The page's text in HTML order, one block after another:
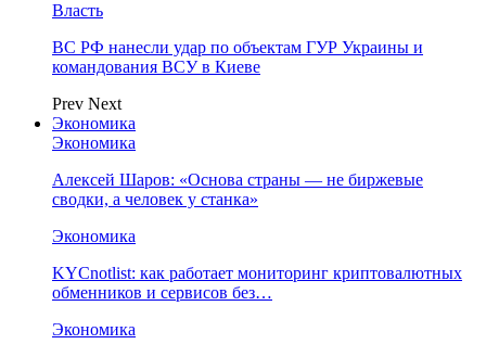
Власть
ВС РФ нанесли удар по объектам ГУР Украины и
командования ВСУ в Киеве
Prev Next
Экономика
Экономика
Алексей Шаров: «Основа страны — не биржевые
сводки, а человек у станка»
Экономика
KYCnotlist: как работает мониторинг криптовалютных
обменников и сервисов без…
Экономика